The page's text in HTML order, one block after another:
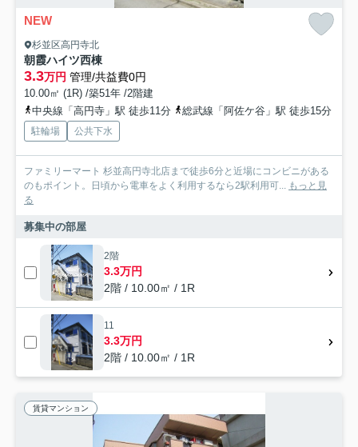
NEW
杉並区高円寺北
朝霞ハイツ西棟
3.3万円 管理/共益費0円
10.00㎡ (1R) /築51年 /2階建
中央線「高円寺」駅 徒歩11分
総武線「阿佐ケ谷」駅 徒歩15分
駐輪場 公共下水
ファミリーマート 杉並高円寺北店まで徒歩6分と近場にコンビニがある
のもポイント。日頃から電車をよく利用するなら2駅利用可... もっと見
る
募集中の部屋
2階
3.3万円
2階 / 10.00㎡ / 1R
11
3.3万円
2階 / 10.00㎡ / 1R
賃貸マンション